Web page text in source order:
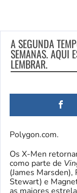
A SEGUNDA
SEMANAS. AQUI
LEMBRAR.
Polygon.com.
Os X-Men
como parte de
(James
Stewart) e